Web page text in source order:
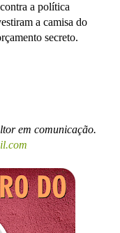
a política
a camisa do
secreto.
em comunicação.